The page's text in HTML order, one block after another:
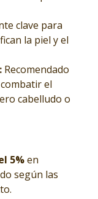
clave para
la piel y el
Recomendado
el
cabelludo o
5%en
según las